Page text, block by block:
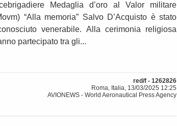
Medaglia d’oro al Valor militare
“Alla memoria” Salvo D’Acquisto è stato
venerabile. Alla cerimonia religiosa
partecipato tra gli...
red/f - 1262826
Roma, Italia, 13/03/2025 12:25
AVIONEWS - World Aeronautical Press Agency